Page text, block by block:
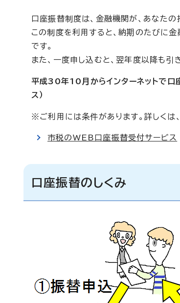
口座振替制度は、金融機関が、あなた
この制度を利用すると、納期のたびに
です。
また、一度申し込むと、翌年度以降も引
平成30年10月からインターネットで口
ス）
※ご利用には条件があります。詳しくは
市税のWEB口座振替受付サービス
口座振替のしくみ